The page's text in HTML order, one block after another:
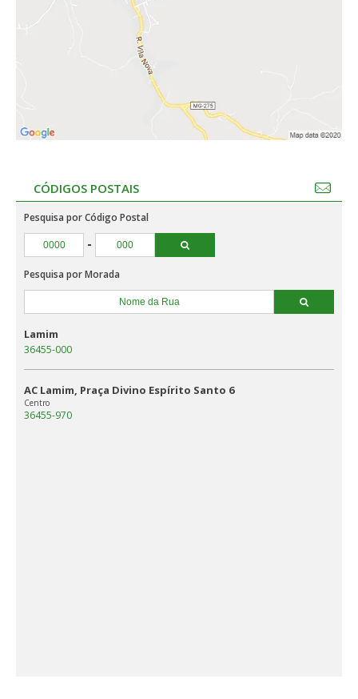
CÓDIGOS POSTAIS
Pesquisa por Código Postal
-
Pesquisa por Morada
Lamim
36455-000
AC Lamim, Praça Divino Espírito Santo 6
Centro
36455-970